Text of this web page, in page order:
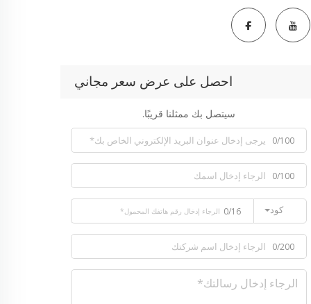
احصل على عرض سعر مجاني
سيتصل بك ممثلنا قريبًا.
0/100
0/100
كود 0/16
0/200